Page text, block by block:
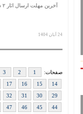
آخرین مهلت ارسال اثار ۲ دی‌ماه ۱۴۰۴
24 آبان 1404
صفحات: 1
2
3
14
15
16
17
29
30
31
32
44
45
46
47